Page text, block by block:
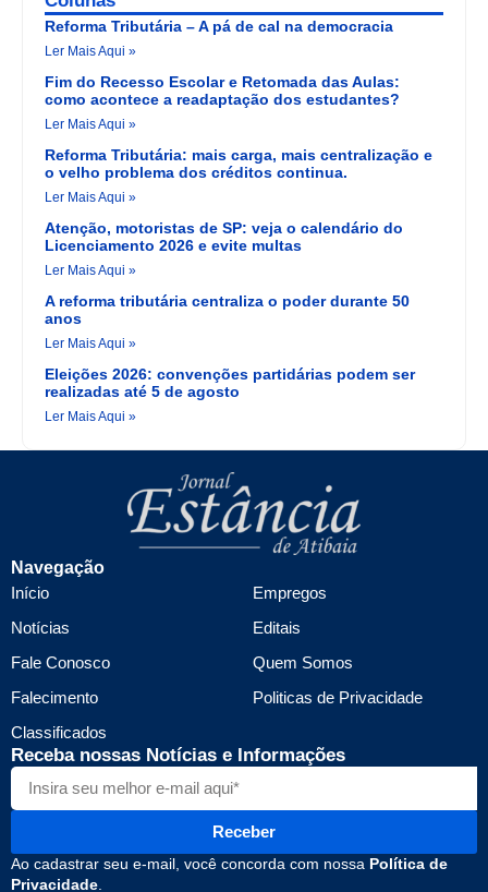
Reforma Tributária – A pá de cal na democracia
Ler Mais Aqui »
Fim do Recesso Escolar e Retomada das Aulas:
como acontece a readaptação dos estudantes?
Ler Mais Aqui »
Reforma Tributária: mais carga, mais centralização e
o velho problema dos créditos continua.
Ler Mais Aqui »
Atenção, motoristas de SP: veja o calendário do
Licenciamento 2026 e evite multas
Ler Mais Aqui »
A reforma tributária centraliza o poder durante 50
anos
Ler Mais Aqui »
Eleições 2026: convenções partidárias podem ser
realizadas até 5 de agosto
Ler Mais Aqui »
Navegação
Início
Notícias
Fale Conosco
Falecimento
Classificados
Empregos
Editais
Quem Somos
Politicas de Privacidade
Receba nossas Notícias e Informações
Receber
Ao cadastrar seu e-mail, você concorda com nossa Política de
Privacidade